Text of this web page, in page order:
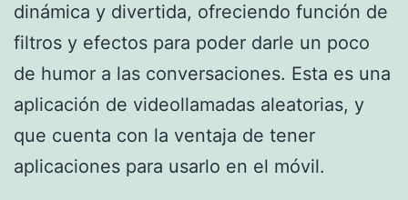
dinámica y divertida, ofreciendo función de
filtros y efectos para poder darle un poco
de humor a las conversaciones. Esta es una
aplicación de videollamadas aleatorias, y
que cuenta con la ventaja de tener
aplicaciones para usarlo en el móvil.